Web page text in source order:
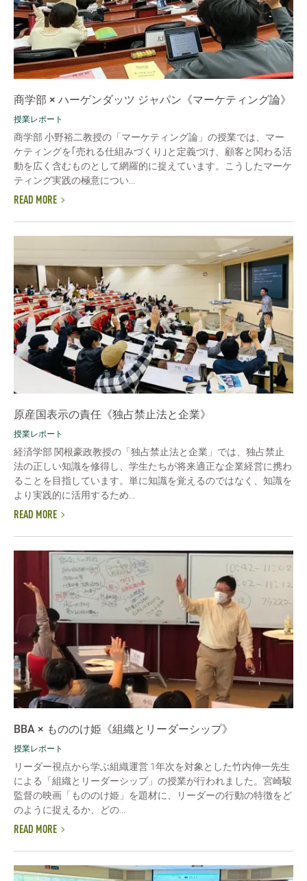
商学部 × ハーゲンダッツ ジャパン《マーケティング論》
授業レポート
商学部 小野裕二教授の「マーケティング論」の授業では、マー
ケティングを｢売れる仕組みづくり｣と定義づけ、顧客と関わる活
動を広く含むものとして網羅的に捉えています。こうしたマーケ
ティング実践の極意につい...
READ MORE
原産国表示の責任《独占禁止法と企業》
授業レポート
経済学部 関根豪政教授の「独占禁止法と企業」では、独占禁止
法の正しい知識を修得し、学生たちが将来適正な企業経営に携わ
ることを目指しています。単に知識を覚えるのではなく、知識を
より実践的に活用するため...
READ MORE
BBA × もののけ姫《組織とリーダーシップ》
授業レポート
リーダー視点から学ぶ組織運営 1年次を対象とした竹内伸一先生
による「組織とリーダーシップ」の授業が行われました。宮崎駿
監督の映画「もののけ姫」を題材に、リーダーの行動の特徴をど
のように捉えるか、どの...
READ MORE